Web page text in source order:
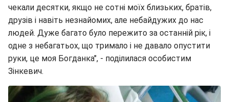
чекали десятки, якщо не сотні моїх близьких, братів,
друзів і навіть незнайомих, але небайдужих до нас
людей. Дуже багато було пережито за останній рік, і
одне з небагатьох, що тримало і не давало опустити
руки, це моя Богданка", - поділилася особистим
Зінкевич.